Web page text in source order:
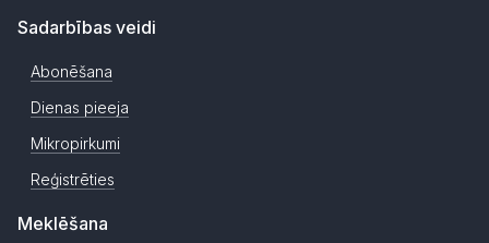
Sadarbības veidi
Abonēšana
Dienas pieeja
Mikropirkumi
Reģistrēties
Meklēšana